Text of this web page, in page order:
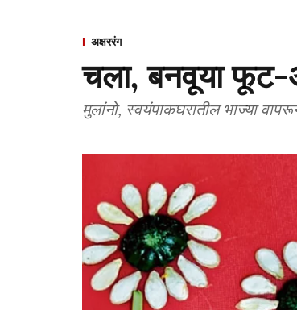
अक्षररंग
चला, बनवूया फूट-
मुलांनो, स्वयंपाकघरातील भाज्या